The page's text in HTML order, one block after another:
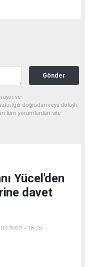
Gönder
ve
ilgili doğrudan veya dolaylı
tüm yorumlardan site
Yücel'den
davet
- 16:25